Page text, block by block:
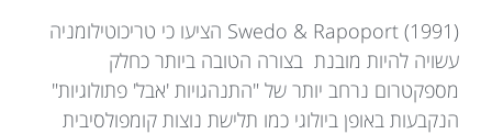
Swedo & Rapoport (1991) הציעו כי טריכוטילומניה
עשויה להיות מובנת בצורה הטובה ביותר כחלק
מספקטרום נרחב יותר של "התנהגויות 'אבל' פתולוגיות"
הנקבעות באופן ביולוגי כמו תלישת נוצות קומפולסיבית